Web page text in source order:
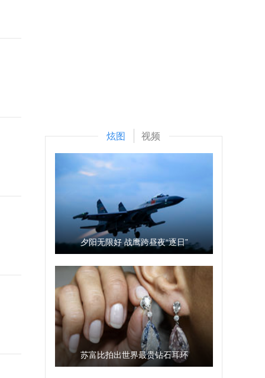
炫图 视频
夕阳无限好 战鹰跨昼夜“逐日”
苏富比拍出世界最贵钻石耳环